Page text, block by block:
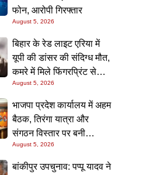
फोन, आरोपी गिरफ्तार
August 5, 2026
बिहार के रेड लाइट एरिया में
यूपी की डांसर की संदिग्ध मौत,
कमरे में मिले फिंगरप्रिंट से
हत्यारे तक पहुंचने की कोशिश
August 5, 2026
भाजपा प्रदेश कार्यालय में अहम
बैठक, तिरंगा यात्रा और
संगठन विस्तार पर बनी
रणनीति
August 5, 2026
बांकीपुर उपचुनाव: पप्पू यादव ने